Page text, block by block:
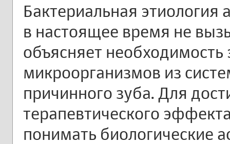
Бактериальная этиология
в настоящее время не
объясняет
микроорганизмов из
причинного зуба. Для
терапевтического
понимать биологические